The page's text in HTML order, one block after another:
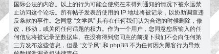
国际公法的内容。以上的行为可能会使您在未得到通知的情况下被永远禁
止访问这个论坛。所有帖子发表所使用的 IP 地址将被记录，以协助调查违
反条款的事件。您同意 “文学风” 具有在任何我们认为合适的时候删除，修
改，移动，或关闭任何话题的权力。作为一个用户，您同意您所输入的任
何信息将被记录至数据库。在没有得到您同意的前提下我们不会向任何第
三方发布这些信息，但是 “文学风” 和 phpBB 不为任何因为黑客行为导致